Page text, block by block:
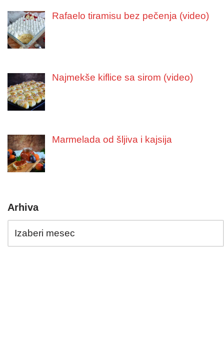
Rafaelo tiramisu bez pečenja (video)
Najmekše kiflice sa sirom (video)
Marmelada od šljiva i kajsija
Arhiva